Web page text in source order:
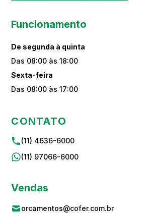
Funcionamento
De segunda à quinta
Das 08:00 às 18:00
Sexta-feira
Das 08:00 às 17:00
CONTATO
(11) 4636-6000
(11) 97066-6000
Vendas
orcamentos@cofer.com.br